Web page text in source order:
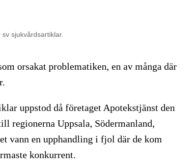
sjukvårdsartiklar.
orsakat problematiken, en av många där
uppstod då företaget Apotekstjänst den
regionerna Uppsala, Södermanland,
vann en upphandling i fjol där de kom
konkurrent.